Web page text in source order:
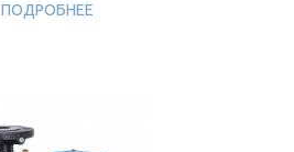
ПОДРОБНЕЕ